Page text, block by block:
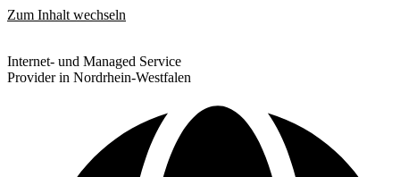
Zum Inhalt wechseln
Internet- und Managed Service
Provider in Nordrhein-Westfalen